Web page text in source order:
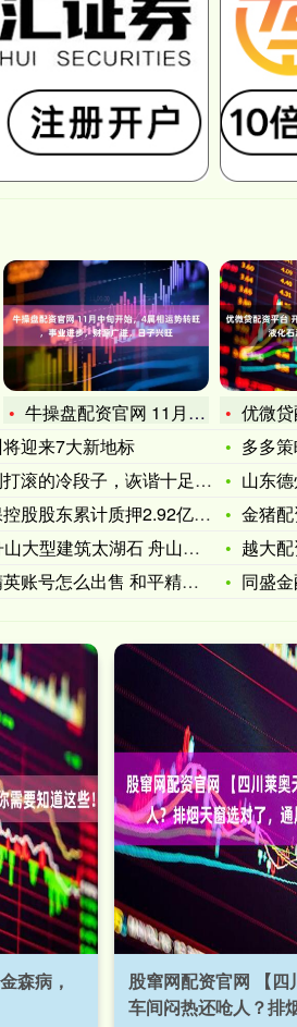
牛操盘配资官网 11月中旬开始，4属相运势转旺，事业进步，财
迎来7大新地标
子，诙谐十足，看一次笑一次
东累计质押2.92亿股，占比达
筑太湖石 舟山太湖石独石亭
出售 和平精英账号交易平台
优微贷配资平台 开
多多
山东
金猪配
越大配
同盛金
森病，
股窜网配资官网 【四
车间闷热还呛人？排